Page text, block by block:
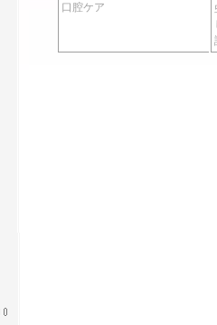
口腔ケア